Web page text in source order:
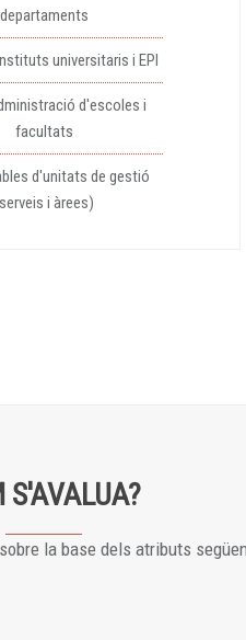
departaments
universitaris i EPI
d'escoles i
facultats
d'unitats de gestió
i àrees)
S'AVALUA?
la base dels atributs